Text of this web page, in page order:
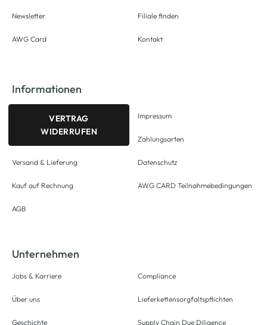
Newsletter
AWG Card
Filiale finden
Kontakt
Informationen
VERTRAG
WIDERRUFEN
Versand & Lieferung
Kauf auf Rechnung
AGB
Impressum
Zahlungsarten
Datenschutz
AWG CARD Teilnahmebedingungen
Unternehmen
Jobs & Karriere
Über uns
Geschichte
Compliance
Lieferkettensorgfaltspflichten
Supply Chain Due Diligence